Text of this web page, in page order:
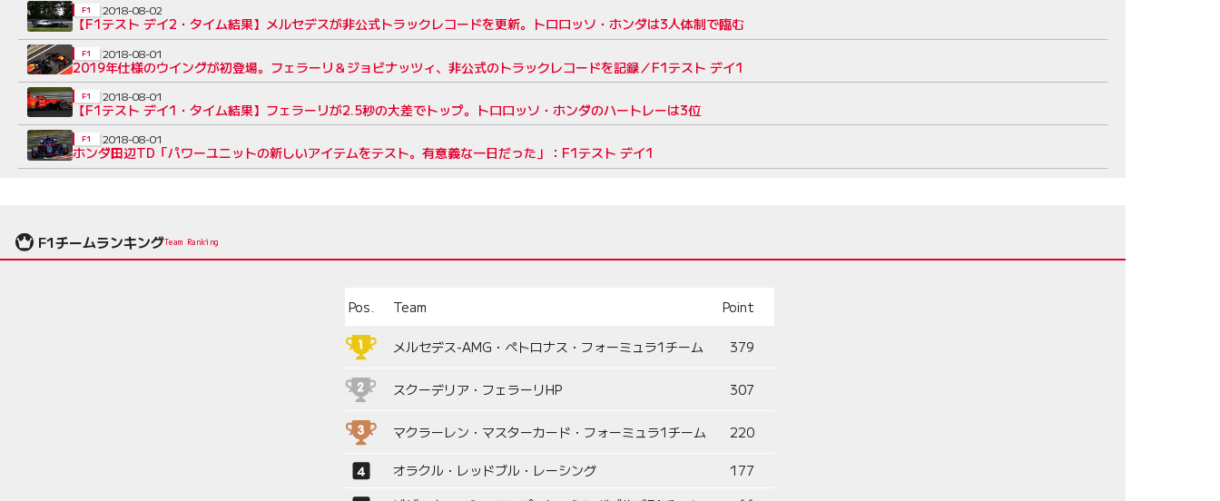
【F1テスト デイ2・タイム結果】メルセデスが非公式トラックレコードを更新。トロロッソ・ホンダは3人体制で臨む
F1 2018-08-02
2019年仕様のウイングが初登場。フェラーリ＆ジョビナッツィ、非公式のトラックレコードを記録／F1テスト デイ1
F1 2018-08-01
【F1テスト デイ1・タイム結果】フェラーリが2.5秒の大差でトップ。トロロッソ・ホンダのハートレーは3位
F1 2018-08-01
ホンダ田辺TD「パワーユニットの新しいアイテムをテスト。有意義な一日だった」：F1テスト デイ1
F1 2018-08-01
F1チームランキングTeam Ranking
Pos. Team Point
メルセデス-AMG・ペトロナス・フォーミュラ1チーム 379
スクーデリア・フェラーリHP 307
マクラーレン・マスターカード・フォーミュラ1チーム 220
オラクル・レッドブル・レーシング
177